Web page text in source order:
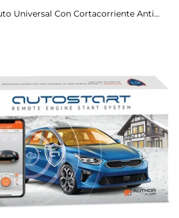
Alarma MLAB Auto Universal Con Cortacorriente Anti-Robos Código Variable